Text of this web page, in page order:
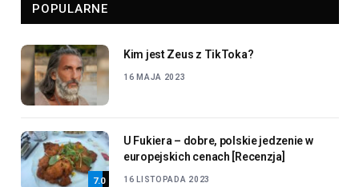
POPULARNE
Kim jest Zeus z TikToka?
16 MAJA 2023
7.0
U Fukiera – dobre, polskie jedzenie w
europejskich cenach [Recenzja]
16 LISTOPADA 2023